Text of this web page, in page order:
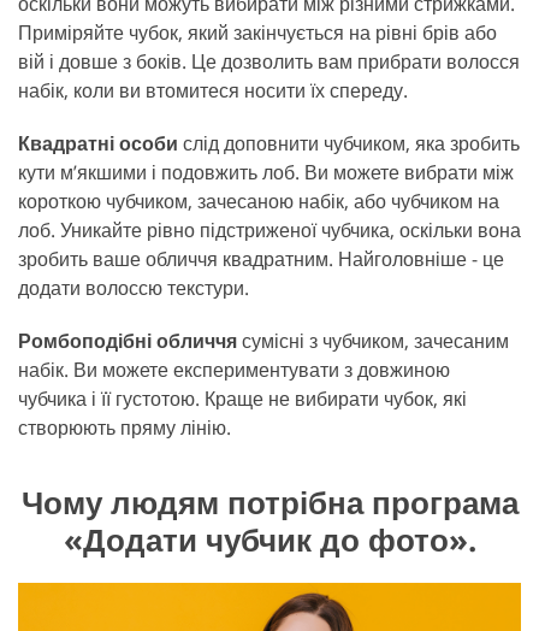
Приміряйте чубок, який закінчується на рівні брів або
вій і довше з боків. Це дозволить вам прибрати волосся
набік, коли ви втомитеся носити їх спереду.
Квадратні особи слід доповнити чубчиком, яка зробить
кути м’якшими і подовжить лоб. Ви можете вибрати між
короткою чубчиком, зачесаною набік, або чубчиком на
лоб. Уникайте рівно підстриженої чубчика, оскільки вона
зробить ваше обличчя квадратним. Найголовніше - це
додати волоссю текстури.
Ромбоподібні обличчясумісні з чубчиком, зачесаним
набік. Ви можете експериментувати з довжиною
чубчика і її густотою. Краще не вибирати чубок, які
створюють пряму лінію.
Чому людям потрібна програма
«Додати чубчик до фото».